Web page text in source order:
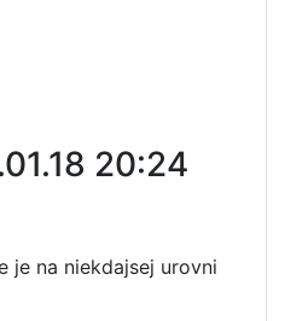
20:24
je na niekdajsej urovni